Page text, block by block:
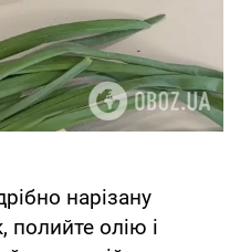
нарізану
полийте олію і